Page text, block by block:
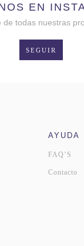
EN
de todas nuestras
SEGUIR
AYUDA
FAQ’S
Contacto